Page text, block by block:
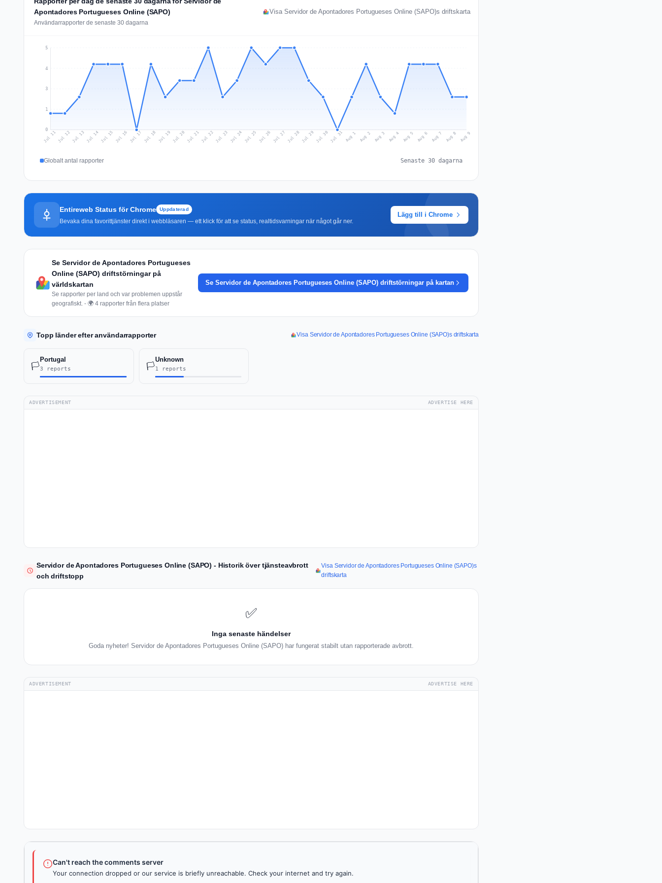
Apontadores Portugueses Online (SAPO)
Användarrapporter de senaste 30 dagarna
Visa Servidor de Apontadores Portugueses Online (SAPO)s driftskarta
0
1
3
4
5
Jul 11Jul 12Jul 13 Jul 14Jul 15 Jul 16 Jul 17 Jul 18 Jul 19 Jul 20 Jul 21Jul 22Jul 23 Jul 24 Jul 25 Jul 26 Jul 27 Jul 28Jul 29 Jul 30 Jul 31 Aug 1 Aug 2 Aug 3 Aug 4 Aug 5 Aug 6 Aug 7 Aug 8 Aug 9
Globalt antal rapporter Senaste 30 dagarna
Entireweb Status för Chrome Uppdaterad
Bevaka dina favorittjänster direkt i webbläsaren — ett klick för att se status, realtidsvarningar när något går ner.
Lägg till i Chrome
Se Servidor de Apontadores Portugueses
Online (SAPO) driftstörningar på
världskartan
Se rapporter per land och var problemen uppstår
geografiskt. - 🌍 4 rapporter från flera platser
Se Servidor de Apontadores Portugueses Online (SAPO) driftstörningar på kartan
Topp länder efter användarrapporter Visa Servidor de Apontadores Portugueses Online (SAPO)s driftskarta
🏳️
Portugal
3 reports 🏳️
Unknown
1 reports
ADVERTISEMENT ADVERTISE HERE
Servidor de Apontadores Portugueses Online (SAPO) - Historik över tjänsteavbrott
och driftstopp
Visa Servidor de Apontadores Portugueses Online (SAPO)s
driftskarta
✅
Inga senaste händelser
Goda nyheter! Servidor de Apontadores Portugueses Online (SAPO) har fungerat stabilt utan rapporterade avbrott.
ADVERTISEMENT ADVERTISE HERE
Can't reach the comments server
Your connection dropped or our service is briefly unreachable. Check your internet and try again.